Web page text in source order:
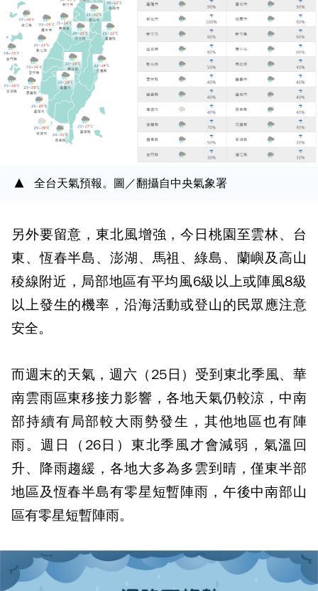
全台天氣預報。圖／翻攝自中央氣象署
另外要留意，東北風增強，今日桃園至雲林、台
東、恆春半島、澎湖、馬祖、綠島、蘭嶼及高山
稜線附近，局部地區有平均風6級以上或陣風8級
以上發生的機率，沿海活動或登山的民眾應注意
安全。
而週末的天氣，週六（25日）受到東北季風、華
南雲雨區東移接力影響，各地天氣仍較涼，中南
部持續有局部較大雨勢發生，其他地區也有陣
雨。週日（26日）東北季風才會減弱，氣溫回
升、降雨趨緩，各地大多為多雲到晴，僅東半部
地區及恆春半島有零星短暫陣雨，午後中南部山
區有零星短暫陣雨。